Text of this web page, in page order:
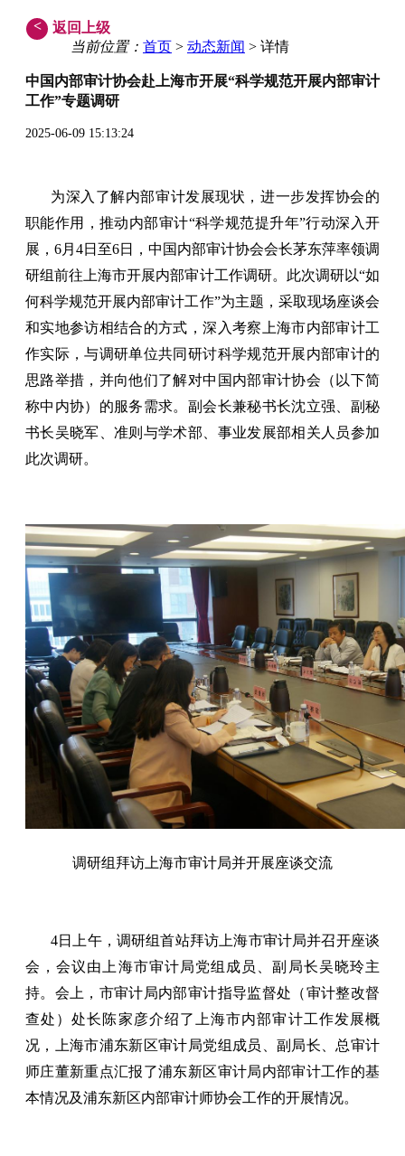
<
返回上级
当前位置： 首页 > 动态新闻 > 详情
中国内部审计协会赴上海市开展“科学规范开展内部审计
工作”专题调研
2025-06-09 15:13:24
为深入了解内部审计发展现状，进一步发挥协会的
职能作用，推动内部审计“科学规范提升年”行动深入开
展，6月4日至6日，中国内部审计协会会长茅东萍率领调
研组前往上海市开展内部审计工作调研。此次调研以“如
何科学规范开展内部审计工作”为主题，采取现场座谈会
和实地参访相结合的方式，深入考察上海市内部审计工
作实际，与调研单位共同研讨科学规范开展内部审计的
思路举措，并向他们了解对中国内部审计协会（以下简
称中内协）的服务需求。副会长兼秘书长沈立强、副秘
书长吴晓军、准则与学术部、事业发展部相关人员参加
此次调研。
调研组拜访上海市审计局并开展座谈交流
4日上午，调研组首站拜访上海市审计局并召开座谈
会，会议由上海市审计局党组成员、副局长吴晓玲主
持。会上，市审计局内部审计指导监督处（审计整改督
查处）处长陈家彦介绍了上海市内部审计工作发展概
况，上海市浦东新区审计局党组成员、副局长、总审计
师庄董新重点汇报了浦东新区审计局内部审计工作的基
本情况及浦东新区内部审计师协会工作的开展情况。